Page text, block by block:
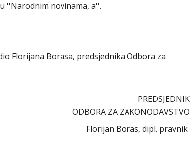
''Narodnim novinama, a''.
Florijana Borasa, predsjednika Odbora za
PREDSJEDNIK
ODBORA ZA ZAKONODAVSTVO
Florijan Boras, dipl. pravnik